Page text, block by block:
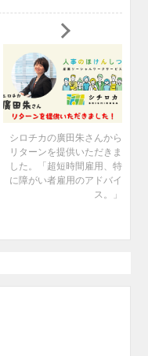
シロチカの廣田朱さんから
リターンを提供いただきま
した。「超短時間雇用、特
に障がい者雇用のアドバイ
ス。」